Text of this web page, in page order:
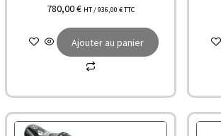
780,00€ HT /936,00 €TTC
Ajouter au panier